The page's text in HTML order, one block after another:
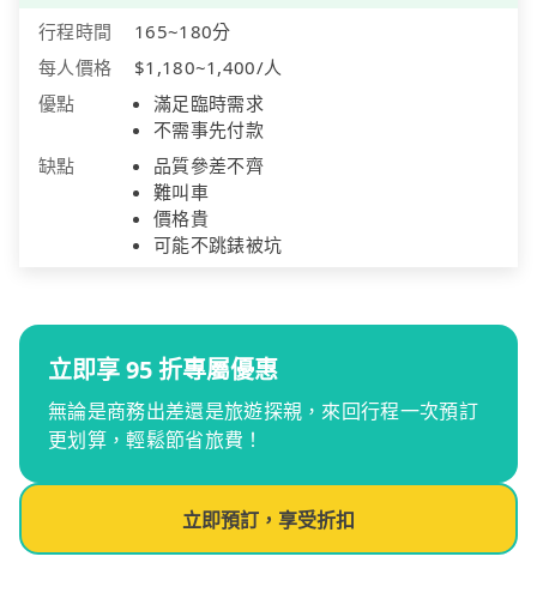
行程時間
165~180分
每人價格
$1,180~1,400/人
優點
滿足臨時需求
不需事先付款
缺點
品質參差不齊
難叫車
價格貴
可能不跳錶被坑
立即享 95 折專屬優惠
無論是商務出差還是旅遊探親，來回行程一次預訂
更划算，輕鬆節省旅費！
立即預訂，享受折扣